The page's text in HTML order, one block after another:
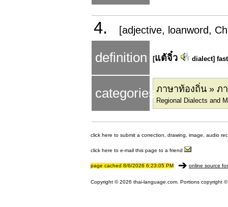
4. [adjective, loanword,
definition [แต้จิ๋ว dialect] fast
categoriesภาษาท้องถิ่น » ภ
Regional Dialects and
click here to submit a correction, drawing, image, audio
click here to e-mail this page to a friend
page cached 8/6/2026 6:23:05 PM online source
Copyright © 2026 thai-language.com. Portions copyright